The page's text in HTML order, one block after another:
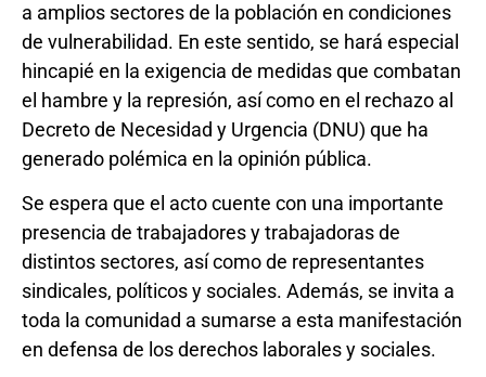
a amplios sectores de la población en condiciones
de vulnerabilidad. En este sentido, se hará especial
hincapié en la exigencia de medidas que combatan
el hambre y la represión, así como en el rechazo al
Decreto de Necesidad y Urgencia (DNU) que ha
generado polémica en la opinión pública.
Se espera que el acto cuente con una importante
presencia de trabajadores y trabajadoras de
distintos sectores, así como de representantes
sindicales, políticos y sociales. Además, se invita a
toda la comunidad a sumarse a esta manifestación
en defensa de los derechos laborales y sociales.